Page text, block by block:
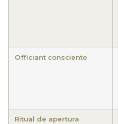
Officiant consciente
Ritual de apertura